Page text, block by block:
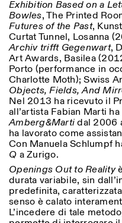
Exhibition Based on a
Bowles, The Printed
Futures of the Past,
Curtat Tunnel, Losanna
Archiv trifft Gegenwart,
Art Awards, Basilea
Porto (performance in
Charlotte Moth); Swiss
Objects, Fields, And
Nel 2013 ha ricevuto il
all’artista Fabian Marti
Amberg&Martidal 2006
ha lavorato come
Con Manuela Schlumpf
Q a Zurigo.
Openings Out to Reality
durata variabile, sin
predefinita,
senso è calato
L’incedere di tale